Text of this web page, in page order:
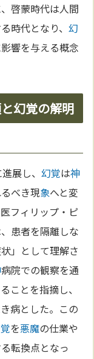
啓蒙時代は人間
時代となり、幻
響を与える概念
幻覚の解明
展し、幻覚は神
べき現象へと変
フィリップ・ピ
患者を隔離しな
」として理解さ
病院での観察を通
ことを指摘し、
病とした。この
を悪魔の仕業や
転換点となっ